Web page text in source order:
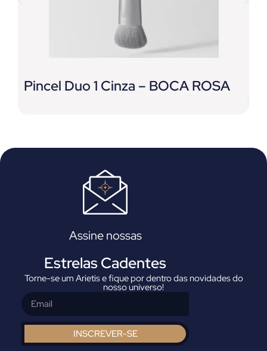
Pincel Duo 1 Cinza – BOCA ROSA
Assine nossas
Estrelas Cadentes
Torne-se um Arietis e fique por dentro das novidades do
nosso universo!
INSCREVER-SE